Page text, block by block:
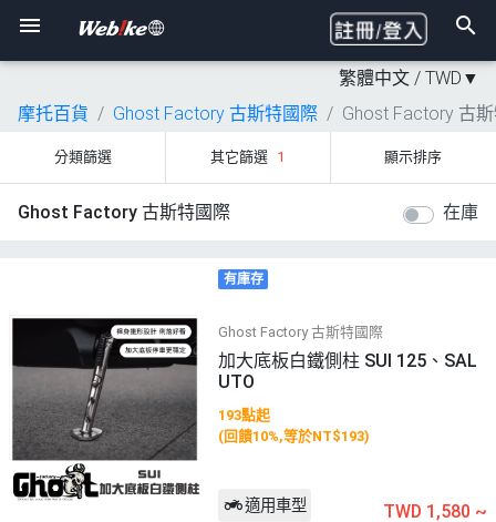
繁體中文 / TWD ▼
摩托百貨
Ghost Factory 古斯特國際 Ghost Factory 古
分類篩選 其它篩選 1 顯示排序
Ghost Factory 古斯特國際 在庫
有庫存
Ghost Factory 古斯特國際
加大底板白鐵側柱 SUI 125、SAL
UTO
193點起
(回饋10%,等於NT$193)
適用車型 TWD 1,580 ~